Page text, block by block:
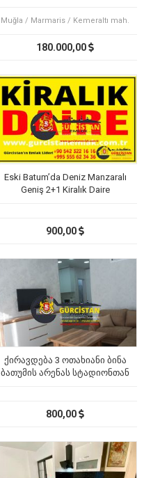
Muğla / Marmaris / Kemeraltı mah.
180.000,00
Eski Batum’da Deniz Manzaralı
Geniş 2+1 Kiralık Daire
900,00
ქირავდება 3 ოთახიანი ბინა
ბათუმის არენას სტადიონთან
800,00